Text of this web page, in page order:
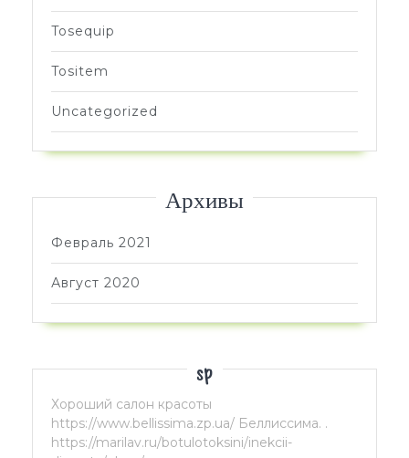
Tosequip
Tositem
Uncategorized
Архивы
Февраль 2021
Август 2020
sp
Хороший салон красоты
https://www.bellissima.zp.ua/ Беллиссима. .
https://marilav.ru/botulotoksini/inekcii-